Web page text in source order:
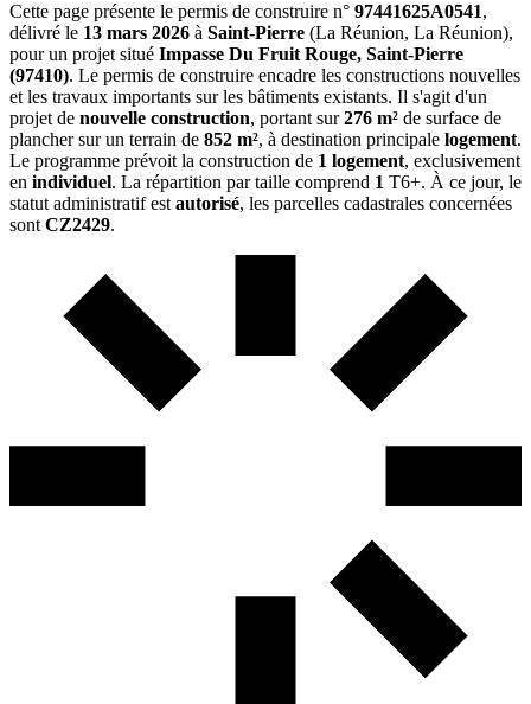
Cette page présente le permis de construire n° 97441625A0541,
délivré le 13 mars 2026 à Saint-Pierre (La Réunion, La Réunion),
pour un projet situé Impasse Du Fruit Rouge, Saint-Pierre
(97410). Le permis de construire encadre les constructions nouvelles
et les travaux importants sur les bâtiments existants. Il s'agit d'un
projet de nouvelle construction, portant sur276 m² de surface de
plancher sur un terrain de 852 m², à destination principale logement.
Le programme prévoit la construction de 1 logement, exclusivement
en individuel. La répartition par taille comprend 1 T6+. À ce jour, le
statut administratif est autorisé, les parcelles cadastrales concernées
sont CZ2429.